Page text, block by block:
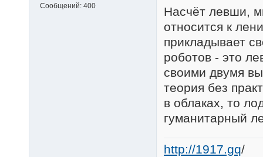
Сообщений: 400
Насчёт левши,
относится к
прикладывает
роботов - это
своими двумя
теория без
в облаках, то
гуманитарный
http://1917.gq/